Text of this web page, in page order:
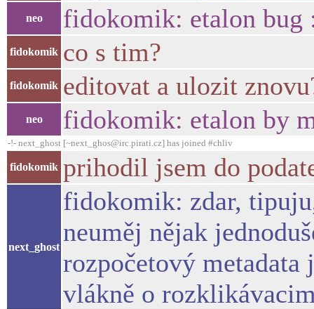
neo fidokomik: etalon bug
fidokomik co s tim?
fidokomik editovat a ulozit
neo fidokomik: etalon by
-!- next_ghost [~next_ghos@irc.pirati.cz] has joined #chliv
fidokomik prihodil jsem do
next_ghost
fidokomik: zdar,
neuměj nějak
rozpočetový
vlákně o